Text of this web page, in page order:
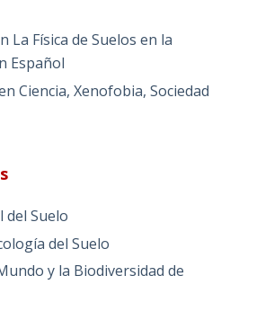
La Física de Suelos en la
Español
Ciencia, Xenofobia, Sociedad
del Suelo
del Suelo
y la Biodiversidad de